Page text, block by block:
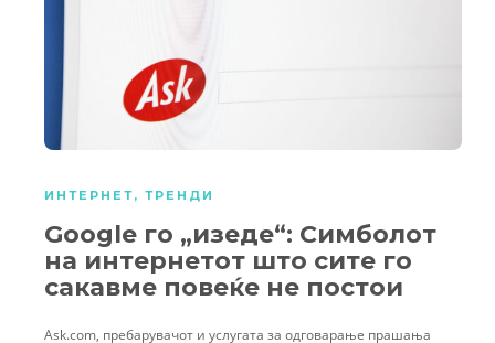
ИНТЕРНЕТ, ТРЕНДИ
Google го „изеде“: Симболот
на интернетот што сите го
сакавме повеќе не постои
Ask.com, пребарувачот и услугата за одговарање прашања